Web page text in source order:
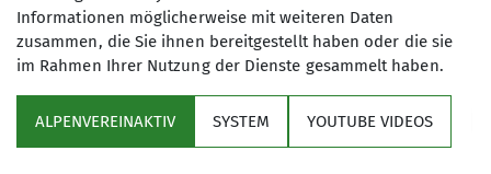
Region als auch in den Alpen. Unsere
Touren werden von zertifizierten
Guides oder sehr erfahrenen
Wir bieten ein umfangreiches
Tourenprogramm überwiegend im
Sektion
Informationen möglicherweise mit weiteren Daten
zusammen, die Sie ihnen bereitgestellt haben oder die sie
im Rahmen Ihrer Nutzung der Dienste gesammelt haben.
ALPENVEREINAKTIV SYSTEM YOUTUBE VIDEOS